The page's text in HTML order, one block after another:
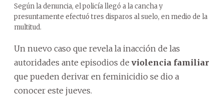
Según la denuncia, el policía llegó a la cancha y
presuntamente efectuó tres disparos al suelo, en medio de la
multitud.
Un nuevo caso que revela la inacción de las
autoridades ante episodios de violencia familiar
que pueden derivar en feminicidio se dio a
conocer este jueves.